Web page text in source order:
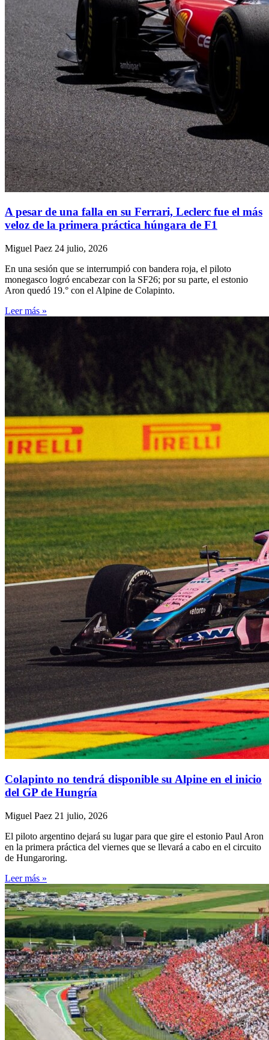
A pesar de una falla en su Ferrari, Leclerc fue el más
veloz de la primera práctica húngara de F1
Miguel Paez 24 julio, 2026
En una sesión que se interrumpió con bandera roja, el piloto
monegasco logró encabezar con la SF26; por su parte, el estonio
Aron quedó 19.° con el Alpine de Colapinto.
Leer más »
Colapinto no tendrá disponible su Alpine en el inicio
del GP de Hungría
Miguel Paez 21 julio, 2026
El piloto argentino dejará su lugar para que gire el estonio Paul Aron
en la primera práctica del viernes que se llevará a cabo en el circuito
de Hungaroring.
Leer más »